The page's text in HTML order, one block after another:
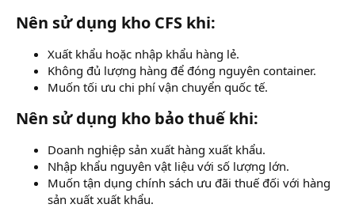
Nên sử dụng kho CFS khi:​
Xuất khẩu hoặc nhập khẩu hàng lẻ.
Không đủ lượng hàng để đóng nguyên container.
Muốn tối ưu chi phí vận chuyển quốc tế.
Nên sử dụng kho bảo thuế khi:​
Doanh nghiệp sản xuất hàng xuất khẩu.
Nhập khẩu nguyên vật liệu với số lượng lớn.
Muốn tận dụng chính sách ưu đãi thuế đối với hàng
sản xuất xuất khẩu.